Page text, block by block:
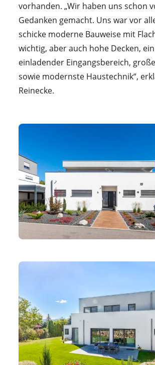
vorhanden. „Wir haben uns schon
Gedanken gemacht. Uns war vor
schicke moderne Bauweise mit
wichtig, aber auch hohe Decken,
einladender Eingangsbereich,
sowie modernste Haustechnik“,
Reinecke.